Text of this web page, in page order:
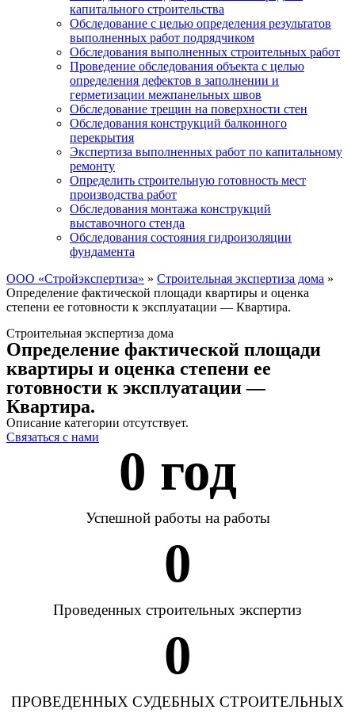
капитального строительства
Обследование с целью определения результатов
выполненных работ подрядчиком
Обследования выполненных строительных работ
Проведение обследования объекта с целью
определения дефектов в заполнении и
герметизации межпанельных швов
Обследование трещин на поверхности стен
Обследования конструкций балконного
перекрытия
Экспертиза выполненных работ по капитальному
ремонту
Определить строительную готовность мест
производства работ
Обследования монтажа конструкций
выставочного стенда
Обследования состояния гидроизоляции
фундамента
ООО «Стройэкспертиза» » Строительная экспертиза дома »
Определение фактической площади квартиры и оценка
степени ее готовности к эксплуатации — Квартира.
Строительная экспертиза дома
Определение фактической площади
квартиры и оценка степени ее
готовности к эксплуатации —
Квартира.
Описание категории отсутствует.
Связаться с нами
0 год
Успешной работы на работы
0
Проведенных строительных экспертиз
0
ПРОВЕДЕННЫХ СУДЕБНЫХ СТРОИТЕЛЬНЫХ